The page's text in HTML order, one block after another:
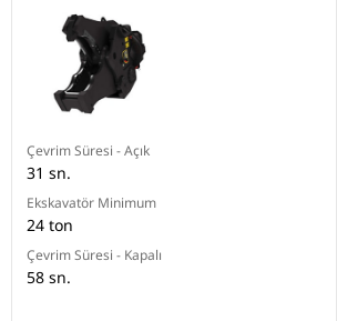
Çevrim Süresi - Açık
31 sn.
Ekskavatör Minimum
24 ton
Çevrim Süresi - Kapalı
58 sn.